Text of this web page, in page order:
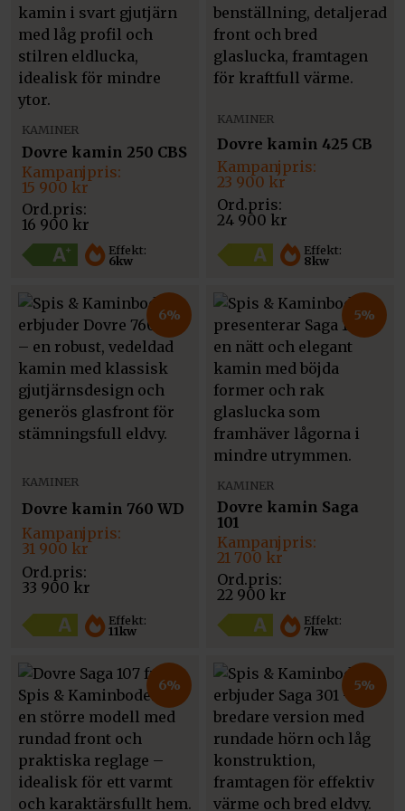
Effekt:
6kw
KAMINER
Dovre kamin 250 CBS
16 900 kr
Det
ursprungliga
priset
var:
16
900 kr.
15 900 kr
Det
nuvarande
priset
är:
15
900 kr.
Effekt:
8kw
KAMINER
Dovre kamin 425 CB
24 900 kr
Det
ursprungliga
priset
var:
24
900 kr.
23 900 kr
Det
nuvarande
priset
är:
23
900 kr.
6%
Effekt:
11kw
KAMINER
Dovre kamin 760 WD
33 900 kr
Det
ursprungliga
priset
var:
33
31 900 kr
Det
nuvarande
priset
är:
31
5%
Effekt:
7kw
KAMINER
Dovre kamin Saga
101
22 900 kr
Det
ursprungliga
priset
var:
22
900 kr.
21 700 kr
Det
nuvarande
priset
är:
21
700 kr.
6% 5%